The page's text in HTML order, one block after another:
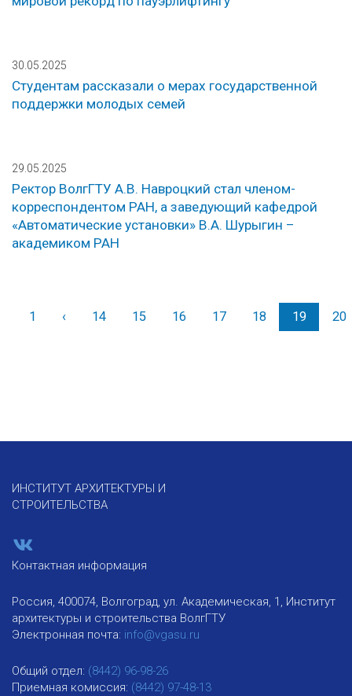
30.05.2025
Студентам рассказали о мерах государственной
поддержки молодых семей
29.05.2025
Ректор ВолгГТУ А.В. Навроцкий стал членом-
корреспондентом РАН, а заведующий кафедрой
«Автоматические установки» В.А. Шурыгин –
академиком РАН
1 ‹Назад
14 15 16 17 18 19 20
ИНСТИТУТ АРХИТЕКТУРЫ И
СТРОИТЕЛЬСТВА
Контактная информация
Россия, 400074, Волгоград, ул. Академическая, 1, Институт
архитектуры и строительства ВолгГТУ
Электронная почта: info@vgasu.ru
Общий отдел: (8442) 96-98-26
Приемная комиссия: (8442) 97-48-13